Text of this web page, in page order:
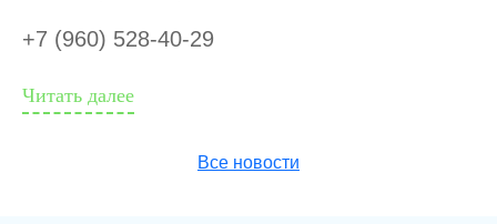
+7 (960) 528-40-29
Читать далее
Все новости